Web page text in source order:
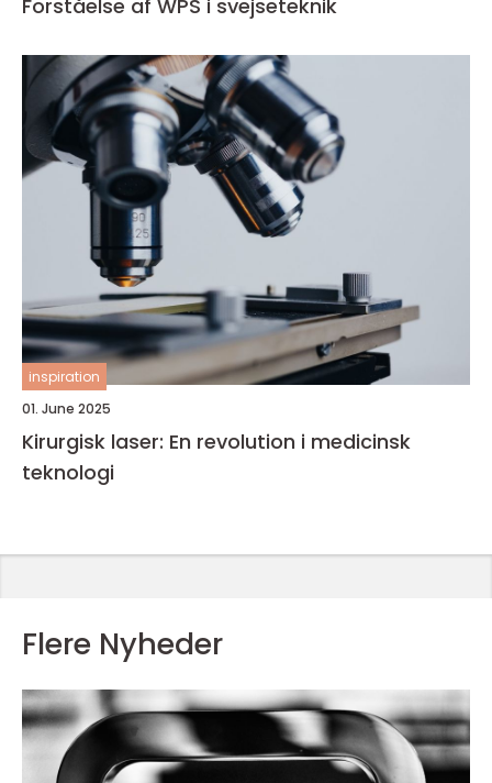
Forståelse af WPS i svejseteknik
inspiration
01. June 2025
Kirurgisk laser: En revolution i medicinsk
teknologi
Flere Nyheder